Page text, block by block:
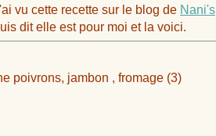
vu cette recette sur le blog de Nani's
dit elle est pour moi et la voici.